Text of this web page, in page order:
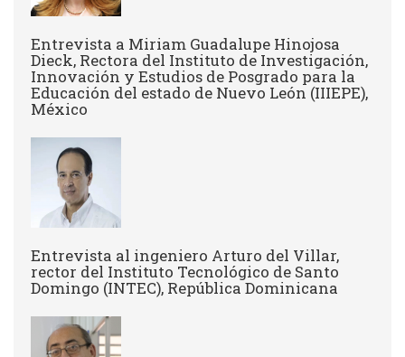
Entrevista a Miriam Guadalupe Hinojosa
Dieck, Rectora del Instituto de Investigación,
Innovación y Estudios de Posgrado para la
Educación del estado de Nuevo León (IIIEPE),
México
Entrevista al ingeniero Arturo del Villar,
rector del Instituto Tecnológico de Santo
Domingo (INTEC), República Dominicana